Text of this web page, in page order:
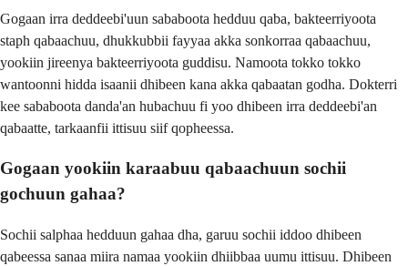
Gogaan irra deddeebi'uun sababoota hedduu qaba, bakteerriyoota
staph qabaachuu, dhukkubbii fayyaa akka sonkorraa qabaachuu,
yookiin jireenya bakteerriyoota guddisu. Namoota tokko tokko
wantoonni hidda isaanii dhibeen kana akka qabaatan godha. Dokterri
kee sababoota danda'an hubachuu fi yoo dhibeen irra deddeebi'an
qabaatte, tarkaanfii ittisuu siif qopheessa.
Gogaan yookiin karaabuu qabaachuun sochii
gochuun gahaa?
Sochii salphaa hedduun gahaa dha, garuu sochii iddoo dhibeen
qabeessa sanaa miira namaa yookiin dhiibbaa uumu ittisuu. Dhibeen